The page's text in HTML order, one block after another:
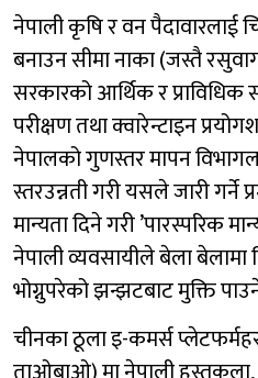
नेपाली कृषि र वन पैदावारलाई
बनाउन सीमा नाका (जस्तै
सरकारको आर्थिक र
परीक्षण तथा क्वारेन्टाइन
नेपालको गुणस्तर मापन
स्तरउन्नती गरी यसले जारी गर्ने
मान्यता दिने गरी ’पारस्परिक
नेपाली व्यवसायीले बेला
भोग्नुपरेको झन्झटबाट मुक्ति
चीनका ठूला इ-कमर्स